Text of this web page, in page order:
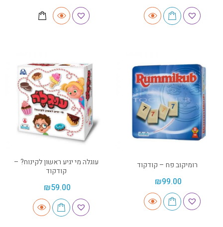
רומיקוב פח – קודקוד
₪99.00
עוגלה מי יגיע ראשון לקינוח? –
קודקוד
₪59.00